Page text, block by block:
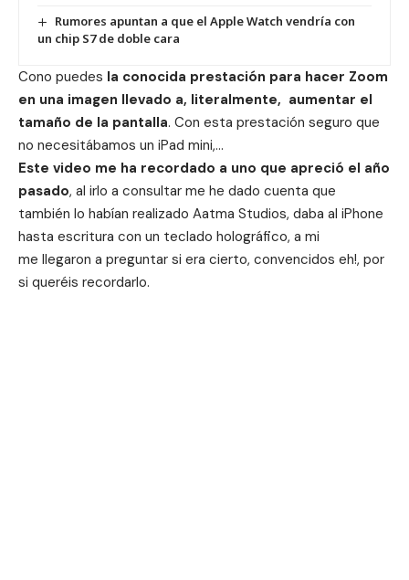
Rumores apuntan a que el Apple Watch vendría con
un chip S7 de doble cara
Cono puedes la conocida prestación para hacer Zoom
en una imagen llevado a, literalmente, aumentar el
tamaño de la pantalla. Con esta prestación seguro que
no necesitábamos un iPad mini,…
Este video me ha recordado a uno que apreció el año
pasado, al irlo a consultar me he dado cuenta que
también lo habían realizado Aatma Studios, daba al iPhone
hasta escritura con un teclado holográfico, a mi
me llegaron a preguntar si era cierto, convencidos eh!, por
si queréis recordarlo.